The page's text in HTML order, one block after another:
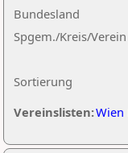
Sortierung
Bundesland
Spgem./Kreis/Verein
Vereinslisten:Wien